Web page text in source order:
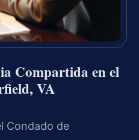
Compartida en el
VA
Condado de